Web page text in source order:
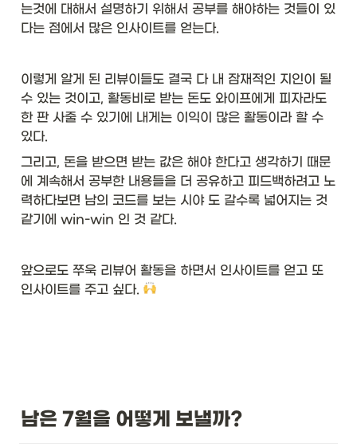
는것에 대해서 설명하기 위해서 공부를 해야하는 것들이 있
다는 점에서 많은 인사이트를 얻는다.
이렇게 알게 된 리뷰이들도 결국 다 내 잠재적인 지인이 될
수 있는 것이고, 활동비로 받는 돈도 와이프에게 피자라도
한 판 사줄 수 있기에 내게는 이익이 많은 활동이라 할 수
있다.
그리고, 돈을 받으면 받는 값은 해야 한다고 생각하기 때문
에 계속해서 공부한 내용들을 더 공유하고 피드백하려고 노
력하다보면 남의 코드를 보는 시야 도 갈수록 넓어지는 것
같기에 win-win 인 것 같다.
앞으로도 쭈욱 리뷰어 활동을 하면서 인사이트를 얻고 또
인사이트를 주고 싶다.
남은 7월을 어떻게 보낼까?